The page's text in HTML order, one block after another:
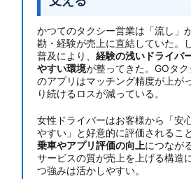
かつてのタクシー営業は「流し」
勘・経験が売上に直結していた。
普及により、 経験の浅いドライバ
やすい環境が整ってきた。GOタ
のアプリはマッチング精度が上が
り続けるロスが減っている。
女性ドライバーはお客様から「安
やすい」と好意的に評価されるこ
乗車やアプリ評価の向上につなが
サービスの質が売上を上げる構造
つ強みは活かしやすい。